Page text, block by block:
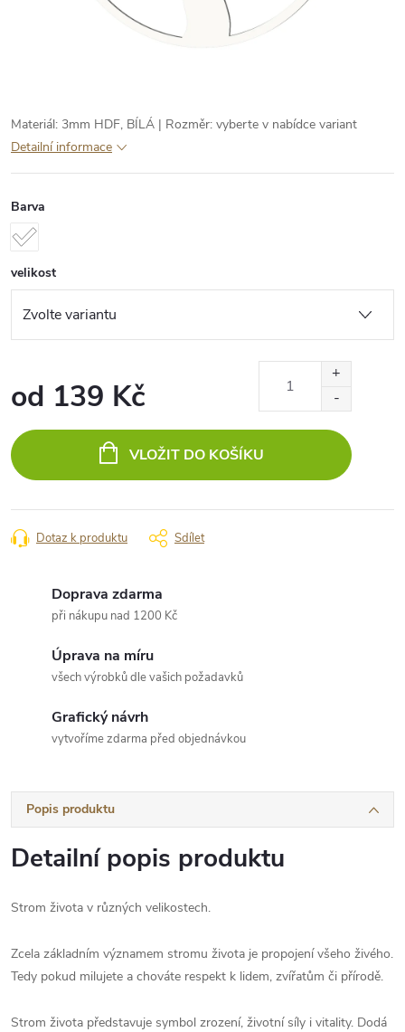
Materiál: 3mm HDF, BÍLÁ | Rozměr: vyberte v nabídce variant
Detailní informace
Barva
velikost
od 139 Kč
cena:
VLOŽIT DO KOŠÍKU
Dotaz k produktu Sdílet
Doprava zdarma
při nákupu nad 1200 Kč
Úprava na míru
všech výrobků dle vašich požadavků
Grafický návrh
vytvoříme zdarma před objednávkou
Popis produktu
Detailní popis produktu
Strom života v různých velikostech.
Zcela základním významem stromu života je propojení všeho živého.
Tedy pokud milujete a chováte respekt k lidem, zvířatům či přírodě.
Strom života představuje symbol zrození, životní síly i vitality. Dodá